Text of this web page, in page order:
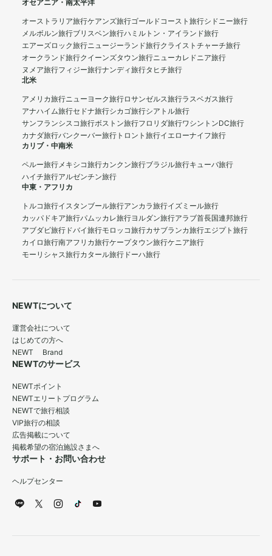
オセアニア・南太平洋
オーストラリア旅行ケアンズ旅行ゴールドコースト旅行シドニー旅行
メルボルン旅行ブリスベン旅行ハミルトン・アイランド旅行
エアーズロック旅行ニュージーランド旅行クライストチャーチ旅行
オークランド旅行クイーンズタウン旅行ニューカレドニア旅行
ヌメア旅行フィジー旅行ナンディ旅行タヒチ旅行
北米
アメリカ旅行ニューヨーク旅行ロサンゼルス旅行ラスベガス旅行
アナハイム旅行セドナ旅行シカゴ旅行シアトル旅行
サンフランシスコ旅行ボストン旅行フロリダ旅行ワシントンDC旅行
カナダ旅行バンクーバー旅行 トロント旅行イエローナイフ旅行
カリブ・中南米
ペルー旅行メキシコ旅行カンクン旅行ブラジル旅行キューバ旅行
ハイチ旅行アルゼンチン旅行
中東・アフリカ
トルコ旅行イスタンブール旅行アンカラ旅行イズミール旅行
カッパドキア旅行パムッカレ旅行ヨルダン旅行アラブ首長国連邦旅行
アブダビ旅行 ドバイ旅行モロッコ旅行カサブランカ旅行エジプト旅行
カイロ旅行南アフリカ旅行ケープタウン旅行ケニア旅行
モーリシャス旅行カタール旅行 ドーハ旅行
NEWTについて
運営会社について
はじめての方へ
NEWT Brand
NEWTのサービス
NEWTポイント
NEWTエリートプログラム
NEWTで旅行相談
VIP旅行の相談
広告掲載について
掲載希望の宿泊施設さまへ
サポート・お問い合わせ
ヘルプセンター